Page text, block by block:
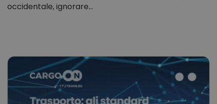
occidentale, ignorare…